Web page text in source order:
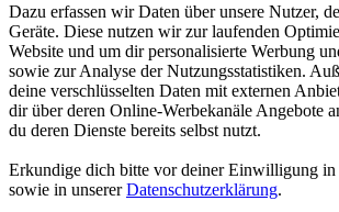
Dazu erfassen wir Daten über unsere Nutzer,
Geräte. Diese nutzen wir zur laufenden
Website und um dir personalisierte Werbung
sowie zur Analyse der Nutzungsstatistiken.
deine verschlüsselten Daten mit externen
dir über deren Online-Werbekanäle Angebote
du deren Dienste bereits selbst nutzt.
Erkundige dich bitte vor deiner Einwilligung in
sowie in unsererDatenschutzerklärung.